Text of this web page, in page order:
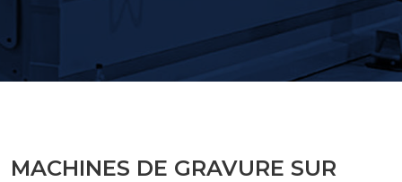
MACHINES DE GRAVURE SUR